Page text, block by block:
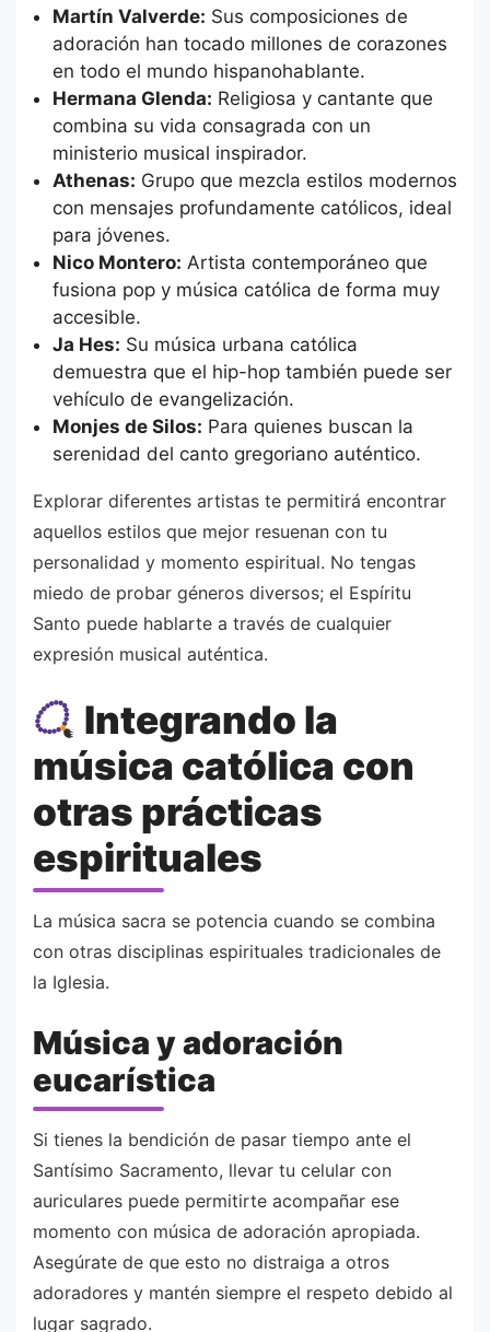
Martín Valverde: Sus composiciones de
adoración han tocado millones de corazones
en todo el mundo hispanohablante.
Hermana Glenda: Religiosa y cantante que
combina su vida consagrada con un
ministerio musical inspirador.
Athenas: Grupo que mezcla estilos modernos
con mensajes profundamente católicos, ideal
para jóvenes.
Nico Montero: Artista contemporáneo que
fusiona pop y música católica de forma muy
accesible.
Ja Hes: Su música urbana católica
demuestra que el hip-hop también puede ser
vehículo de evangelización.
Monjes de Silos: Para quienes buscan la
serenidad del canto gregoriano auténtico.
Explorar diferentes artistas te permitirá encontrar
aquellos estilos que mejor resuenan con tu
personalidad y momento espiritual. No tengas
miedo de probar géneros diversos; el Espíritu
Santo puede hablarte a través de cualquier
expresión musical auténtica.
Integrando la
música católica con
otras prácticas
espirituales
La música sacra se potencia cuando se combina
con otras disciplinas espirituales tradicionales de
la Iglesia.
Música y adoración
eucarística
Si tienes la bendición de pasar tiempo ante el
Santísimo Sacramento, llevar tu celular con
auriculares puede permitirte acompañar ese
momento con música de adoración apropiada.
Asegúrate de que esto no distraiga a otros
adoradores y mantén siempre el respeto debido al
lugar sagrado.